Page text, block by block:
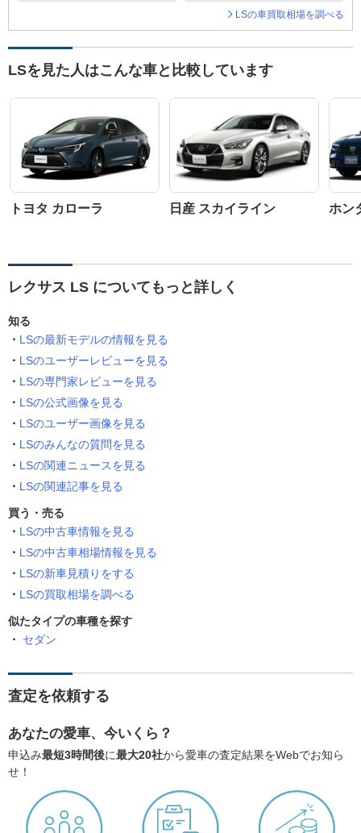
LSの車買取相場を調べる
LSを見た人はこんな車と比較しています
トヨタ カローラ 日産 スカイライン ホン
レクサス LS についてもっと詳しく
知る
LSの最新モデルの情報を見る
LSのユーザーレビューを見る
LSの専門家レビューを見る
LSの公式画像を見る
LSのユーザー画像を見る
LSのみんなの質問を見る
LSの関連ニュースを見る
LSの関連記事を見る
買う・売る
LSの中古車情報を見る
LSの中古車相場情報を見る
LSの新車見積りをする
LSの買取相場を調べる
似たタイプの車種を探す
セダン
査定を依頼する
あなたの愛車、今いくら？
申込み最短3時間後に最大20社から愛車の査定結果をWebでお知ら
せ！